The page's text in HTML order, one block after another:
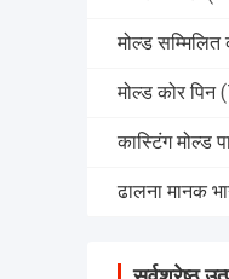
मोल्ड सम्मिलित
मोल्ड कोर पिन
कास्टिंग मोल्ड
ढालना मानक